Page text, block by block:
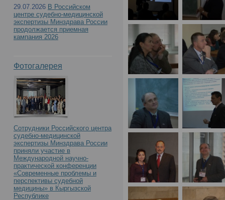
29.07.2026 В Российском
центре судебно-медицинской
экспертизы Минздрава России
продолжается приемная
кампания 2026
Фотогалерея
Сотрудники Российского центра
судебно-медицинской
экспертизы Минздрава России
приняли участие в
Международной научно-
практической конференции
«Современные проблемы и
перспективы судебной
медицины» в Кыргызской
Республике